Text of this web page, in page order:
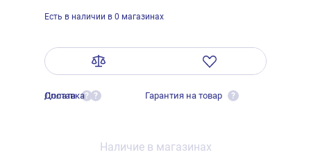
Есть в наличии в 0 магазинах
Оплата ?
Доставка ? Гарантия на товар ?
Наличие в магазинах